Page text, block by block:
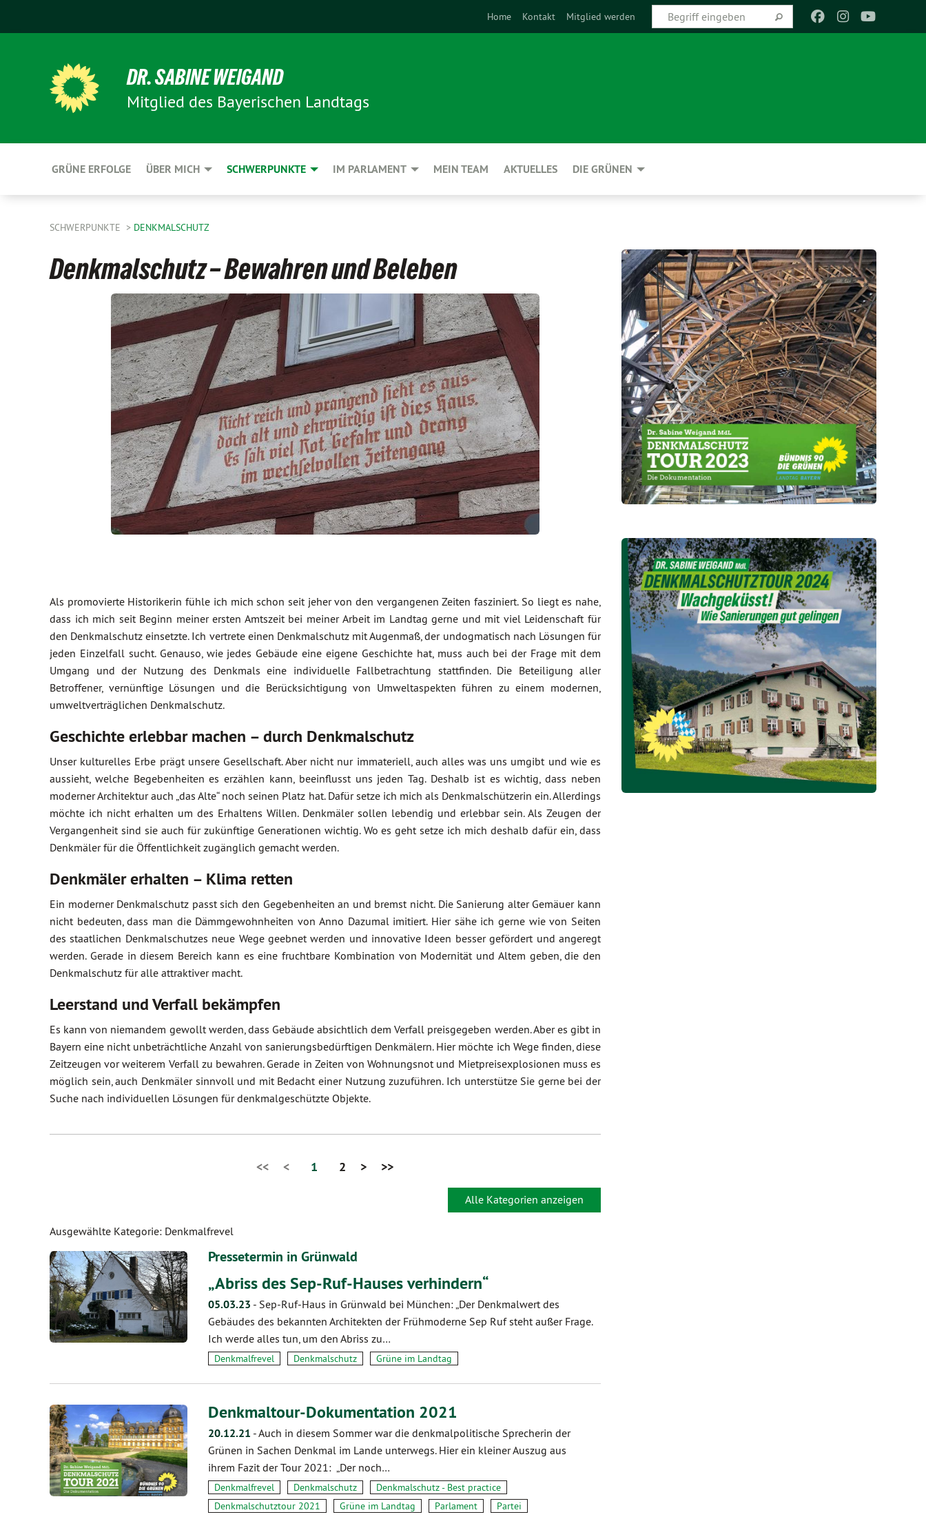
Home Kontakt Mitglied werden
DR. SABINE WEIGAND
Mitglied des Bayerischen Landtags
GRÜNE ERFOLGE ÜBER MICH SCHWERPUNKTE IM PARLAMENT MEIN TEAM AKTUELLES DIE GRÜNEN
SCHWERPUNKTE DENKMALSCHUTZ
Denkmalschutz – Bewahren und Beleben
Als promovierte Historikerin fühle ich mich schon seit jeher von den vergangenen Zeiten fasziniert. So liegt es nahe,
dass ich mich seit Beginn meiner ersten Amtszeit bei meiner Arbeit im Landtag gerne und mit viel Leidenschaft für
den Denkmalschutz einsetzte. Ich vertrete einen Denkmalschutz mit Augenmaß, der undogmatisch nach Lösungen für
jeden Einzelfall sucht. Genauso, wie jedes Gebäude eine eigene Geschichte hat, muss auch bei der Frage mit dem
Umgang und der Nutzung des Denkmals eine individuelle Fallbetrachtung stattfinden. Die Beteiligung aller
Betroffener, vernünftige Lösungen und die Berücksichtigung von Umweltaspekten führen zu einem modernen,
umweltverträglichen Denkmalschutz.
Geschichte erlebbar machen – durch Denkmalschutz
Unser kulturelles Erbe prägt unsere Gesellschaft. Aber nicht nur immateriell, auch alles was uns umgibt und wie es
aussieht, welche Begebenheiten es erzählen kann, beeinflusst uns jeden Tag. Deshalb ist es wichtig, dass neben
moderner Architektur auch „das Alte“ noch seinen Platz hat. Dafür setze ich mich als Denkmalschützerin ein. Allerdings
möchte ich nicht erhalten um des Erhaltens Willen. Denkmäler sollen lebendig und erlebbar sein. Als Zeugen der
Vergangenheit sind sie auch für zukünftige Generationen wichtig. Wo es geht setze ich mich deshalb dafür ein, dass
Denkmäler für die Öffentlichkeit zugänglich gemacht werden.
Denkmäler erhalten – Klima retten
Ein moderner Denkmalschutz passt sich den Gegebenheiten an und bremst nicht. Die Sanierung alter Gemäuer kann
nicht bedeuten, dass man die Dämmgewohnheiten von Anno Dazumal imitiert. Hier sähe ich gerne wie von Seiten
des staatlichen Denkmalschutzes neue Wege geebnet werden und innovative Ideen besser gefördert und angeregt
werden. Gerade in diesem Bereich kann es eine fruchtbare Kombination von Modernität und Altem geben, die den
Denkmalschutz für alle attraktiver macht.
Leerstand und Verfall bekämpfen
Es kann von niemandem gewollt werden, dass Gebäude absichtlich dem Verfall preisgegeben werden. Aber es gibt in
Bayern eine nicht unbeträchtliche Anzahl von sanierungsbedürftigen Denkmälern. Hier möchte ich Wege finden, diese
Zeitzeugen vor weiterem Verfall zu bewahren. Gerade in Zeiten von Wohnungsnot und Mietpreisexplosionen muss es
möglich sein, auch Denkmäler sinnvoll und mit Bedacht einer Nutzung zuzuführen. Ich unterstütze Sie gerne bei der
Suche nach individuellen Lösungen für denkmalgeschützte Objekte.
<< < 1 2 > >>
Alle Kategorien anzeigen
Ausgewählte Kategorie: Denkmalfrevel
Pressetermin in Grünwald
„Abriss des Sep-Ruf-Hauses verhindern“
05.03.23 - Sep-Ruf-Haus in Grünwald bei München: „Der Denkmalwert des
Gebäudes des bekannten Architekten der Frühmoderne Sep Ruf steht außer Frage.
Ich werde alles tun, um den Abriss zu…
Denkmalfrevel Denkmalschutz Grüne im Landtag
Denkmaltour-Dokumentation 2021
20.12.21 -Auch in diesem Sommer war die denkmalpolitische Sprecherin der
Grünen in Sachen Denkmal im Lande unterwegs. Hier ein kleiner Auszug aus
ihrem Fazit der Tour 2021: „Der noch…
Denkmalfrevel Denkmalschutz
Denkmalschutz - Best practice
Denkmalschutztour 2021
Grüne im Landtag Parlament Partei